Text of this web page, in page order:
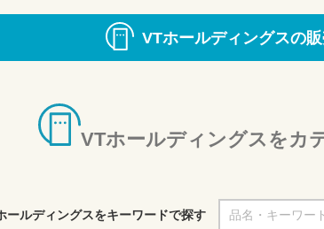
VTホールディングスの
VTホールディングスをカ
ールディングスをキーワードで探す